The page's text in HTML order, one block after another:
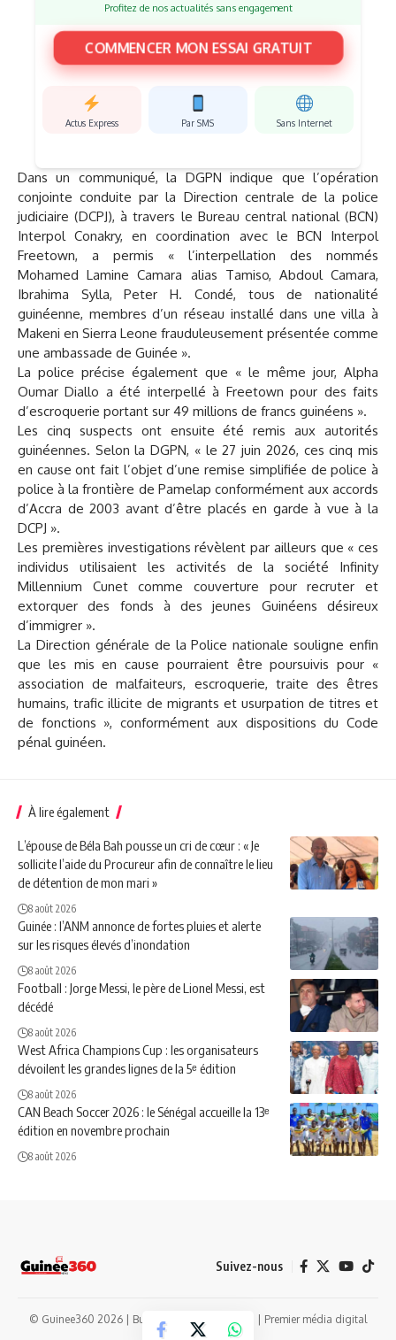
Profitez de nos actualités sans engagement
COMMENCER MON ESSAI GRATUIT
Actus Express Par SMS Sans Internet
Dans un communiqué, la DGPN indique que l’opération
conjointe conduite par la Direction centrale de la police
judiciaire (DCPJ), à travers le Bureau central national (BCN)
Interpol Conakry, en coordination avec le BCN Interpol
Freetown, a permis « l’interpellation des nommés
Mohamed Lamine Camara alias Tamiso, Abdoul Camara,
Ibrahima Sylla, Peter H. Condé, tous de nationalité
guinéenne, membres d’un réseau installé dans une villa à
Makeni en Sierra Leone frauduleusement présentée comme
une ambassade de Guinée ».
La police précise également que « le même jour, Alpha
Oumar Diallo a été interpellé à Freetown pour des faits
d’escroquerie portant sur 49 millions de francs guinéens ».
Les cinq suspects ont ensuite été remis aux autorités
guinéennes. Selon la DGPN, « le 27 juin 2026, ces cinq mis
en cause ont fait l’objet d’une remise simplifiée de police à
police à la frontière de Pamelap conformément aux accords
d’Accra de 2003 avant d’être placés en garde à vue à la
DCPJ ».
Les premières investigations révèlent par ailleurs que « ces
individus utilisaient les activités de la société Infinity
Millennium Cunet comme couverture pour recruter et
extorquer des fonds à des jeunes Guinéens désireux
d’immigrer ».
La Direction générale de la Police nationale souligne enfin
que les mis en cause pourraient être poursuivis pour «
association de malfaiteurs, escroquerie, traite des êtres
humains, trafic illicite de migrants et usurpation de titres et
de fonctions », conformément aux dispositions du Code
pénal guinéen.
À lire également
L’épouse de Béla Bah pousse un cri de cœur : « Je
sollicite l’aide du Procureur afin de connaître le lieu
de détention de mon mari »
8 août 2026
Guinée : l’ANM annonce de fortes pluies et alerte
sur les risques élevés d’inondation
8 août 2026
Football : Jorge Messi, le père de Lionel Messi, est
décédé
8 août 2026
West Africa Champions Cup : les organisateurs
dévoilent les grandes lignes de la 5ᵉ édition
8 août 2026
CAN Beach Soccer 2026 : le Sénégal accueille la 13ᵉ
édition en novembre prochain
8 août 2026
Suivez-nous
© Guinee360 2026 | Built with in Guinea
| Premier média digital
guinéen depuis 2014